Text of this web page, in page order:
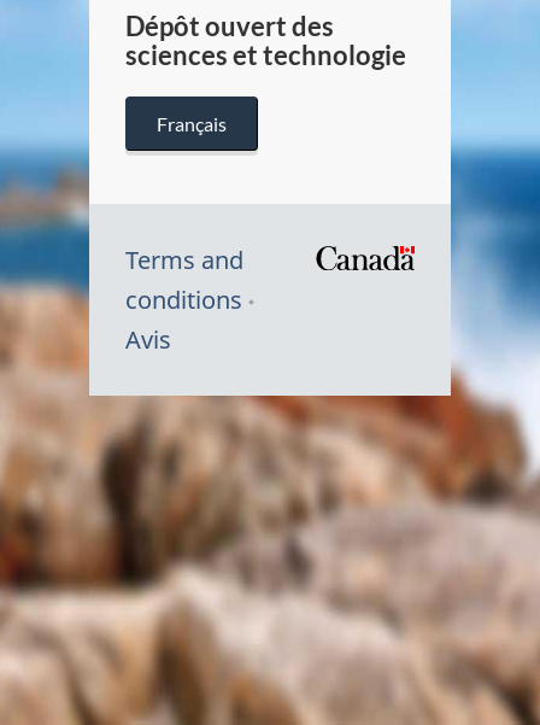
Dépôt ouvert des
sciences et technologie
Français
Terms and
conditions
Avis
Symbole
du
Canada